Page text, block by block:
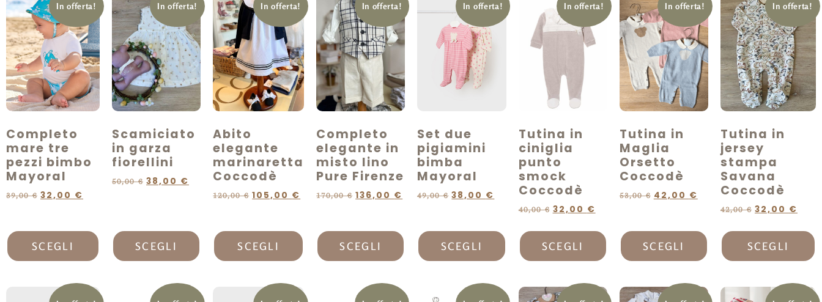
In offerta!
Completo
mare tre
pezzi bimbo
Mayoral
39,00€ 32,00 €
SCEGLI
In offerta!
Scamiciato
in garza
fiorellini
50,00€ 38,00 €
SCEGLI
In offerta!
Abito
elegante
marinaretta
Coccodè
120,00€ 105,00 €
SCEGLI
In offerta!
Completo
elegante in
misto lino
Pure Firenze
170,00€ 136,00 €
SCEGLI
In offerta!
Set due
pigiamini
bimba
Mayoral
49,00€ 38,00 €
SCEGLI
In offerta!
Tutina in
ciniglia
punto
smock
Coccodè
40,00€ 32,00 €
SCEGLI
In offerta!
Tutina in
Maglia
Orsetto
Coccodè
53,00€ 42,00 €
SCEGLI
In offerta!
Tutina in
jersey
stampa
Savana
Coccodè
42,00€ 32,00 €
SCEGLI